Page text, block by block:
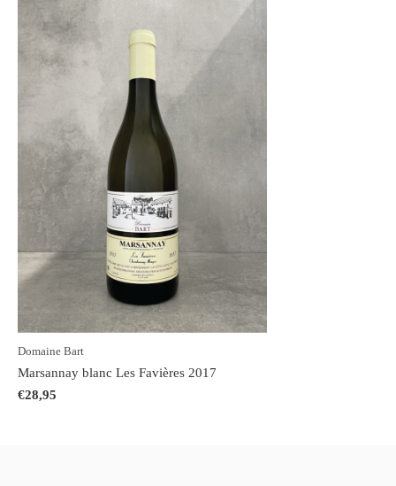
Domaine Bart
Marsannay blanc Les Favières 2017
€28,95